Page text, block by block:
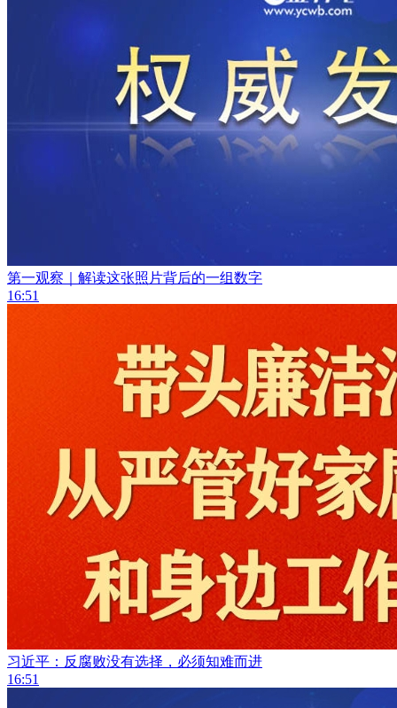
第一观察｜解读这张照片背后的一组数字
16:51
习近平：反腐败没有选择，必须知难而进
16:51